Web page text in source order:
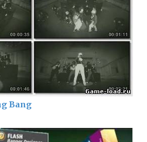
Bang